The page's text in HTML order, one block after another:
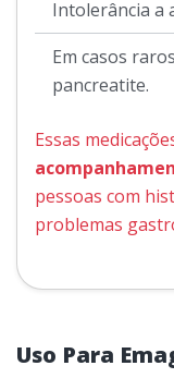
Intolerância a
Em casos
pancreatite.
Essas
pessoas com
problemas
Uso Para